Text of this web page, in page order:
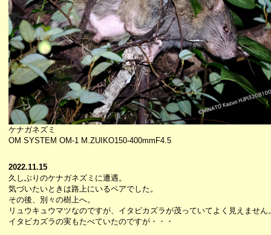
ケナガネズミ
OM SYSTEM OM-1 M.ZUIKO150-400mmF4.5
2022.11.15
久しぶりのケナガネズミに遭遇。
気づいたいときは路上にいるペアでした。
その後、別々の樹上へ。
リュウキュウマツなのですが、イタビカズラが茂っていてよく見えません
イタビカズラの実もたべていたのですが・・・